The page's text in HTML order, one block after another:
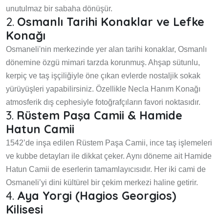
unutulmaz bir sabaha dönüşür.
2. Osmanlı Tarihi Konaklar ve Lefke
Konağı
Osmaneli'nin merkezinde yer alan tarihi konaklar, Osmanlı
dönemine özgü mimari tarzda korunmuş. Ahşap sütunlu,
kerpiç ve taş işçiliğiyle öne çıkan evlerde nostaljik sokak
yürüyüşleri yapabilirsiniz. Özellikle Necla Hanım Konağı
atmosferik dış cephesiyle fotoğrafçıların favori noktasıdır.
3. Rüstem Paşa Camii & Hamide
Hatun Camii
1542’de inşa edilen Rüstem Paşa Camii, ince taş işlemeleri
ve kubbe detayları ile dikkat çeker. Aynı döneme ait Hamide
Hatun Camii de eserlerin tamamlayıcısıdır. Her iki cami de
Osmaneli’yi dini kültürel bir çekim merkezi haline getirir.
4. Aya Yorgi (Hagios Georgios)
Kilisesi